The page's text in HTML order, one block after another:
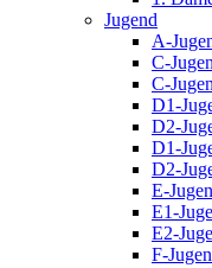
Jugend
A-
C-
C-
D1-
D2-
D1-
D2-
E-
E1-
E2-
F-